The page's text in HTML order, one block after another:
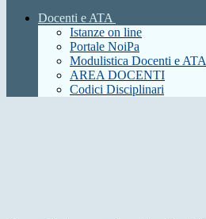
Docenti e ATA
Istanze on line
Portale NoiPa
Modulistica Docenti e ATA
AREA DOCENTI
Codici Disciplinari